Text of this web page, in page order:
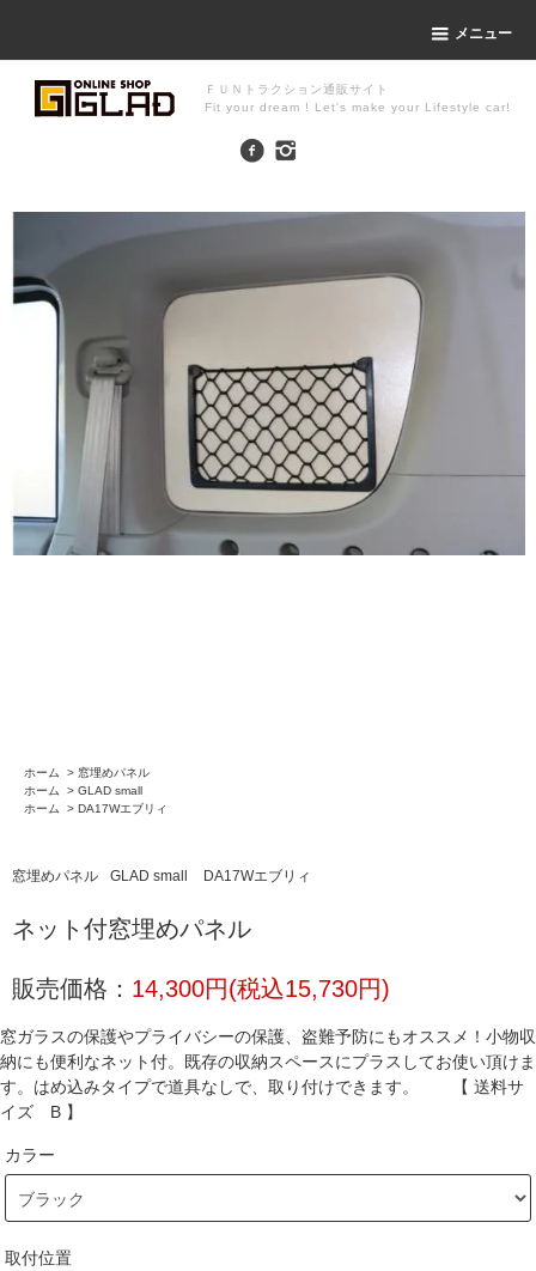
メニュー
ＦＵＮトラクション通販サイト
Fit your dream ! Let's make your Lifestyle car!
ホーム > 窓埋めパネル
ホーム
> GLAD small
ホーム
> DA17Wエブリィ
窓埋めパネル GLAD small DA17Wエブリィ
ネット付窓埋めパネル
販売価格： 14,300円(税込15,730円)
窓ガラスの保護やプライバシーの保護、盗難予防にもオススメ！小物収
納にも便利なネット付。既存の収納スペースにプラスしてお使い頂けま
す。はめ込みタイプで道具なしで、取り付けできます。 【 送料サ
イズ B 】
カラー
取付位置